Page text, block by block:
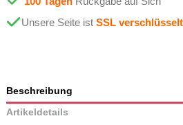
Unsere Seite ist SSL verschlüsselt
Beschreibung
Artikeldetails